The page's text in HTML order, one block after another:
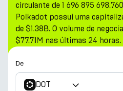
circulante de 1 696 895
Polkadot possui uma
de $1.38B. O volume de
$77.71M nas últimas 24 horas.
De
DOT